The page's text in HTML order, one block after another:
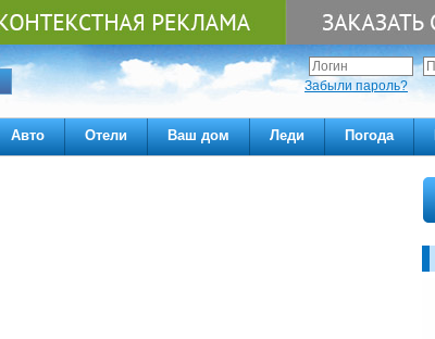
Забыли пароль?
Авто Отели Ваш дом Леди Погода